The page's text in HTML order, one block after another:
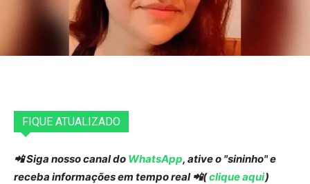
FIQUE ATUALIZADO
📲 Siga nosso canal do WhatsApp, ative o "sininho" e
receba informações em tempo real 📲(clique aqui)